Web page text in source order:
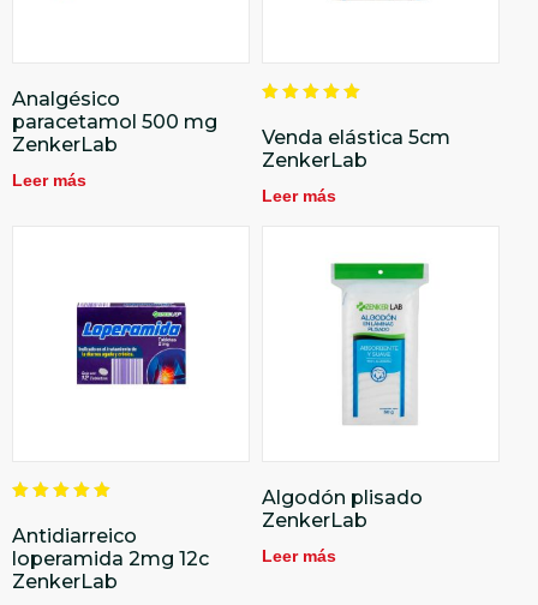
Analgésico
paracetamol 500 mg
ZenkerLab
Leer más
en
5.00
de 5
Venda elástica 5cm
ZenkerLab
Leer más
en
5.00
de 5
Antidiarreico
loperamida 2mg 12c
ZenkerLab
Algodón plisado
ZenkerLab
Leer más